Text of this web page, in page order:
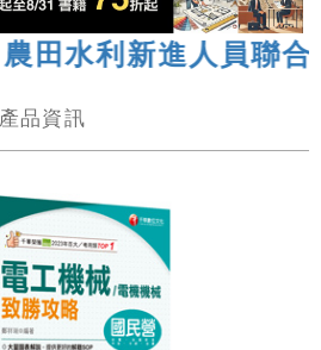
田水利新進人員聯合
產品資訊